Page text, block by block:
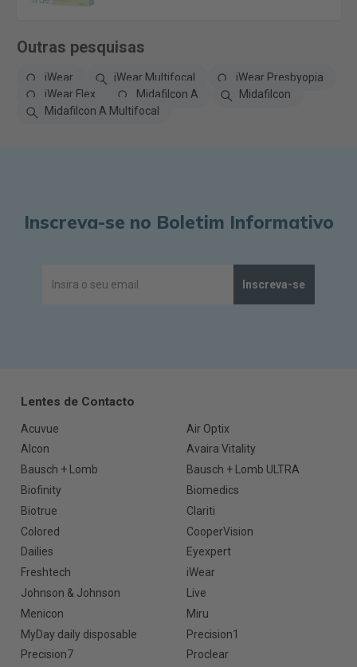
Outras pesquisas
iWear iWear Multifocal
iWear Presbyopia
iWear Flex
Midafilcon A
Midafilcon
Midafilcon A Multifocal
Inscreva-se no Boletim Informativo
Inscreva-se
Lentes de Contacto
Acuvue
Air Optix
Alcon
Avaira Vitality
Bausch + Lomb
Bausch + Lomb ULTRA
Biofinity
Biomedics
Biotrue
Clariti
Colored
CooperVision
Dailies
Eyexpert
Freshtech
iWear
Johnson & Johnson
Live
Menicon
Miru
MyDay daily disposable
Precision1
Precision7
Proclear